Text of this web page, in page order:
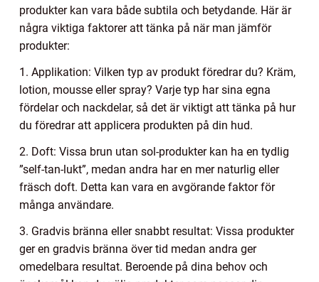
produkter kan vara både subtila och betydande. Här är
några viktiga faktorer att tänka på när man jämför
produkter:
1. Applikation: Vilken typ av produkt föredrar du? Kräm,
lotion, mousse eller spray? Varje typ har sina egna
fördelar och nackdelar, så det är viktigt att tänka på hur
du föredrar att applicera produkten på din hud.
2. Doft: Vissa brun utan sol-produkter kan ha en tydlig
”self-tan-lukt”, medan andra har en mer naturlig eller
fräsch doft. Detta kan vara en avgörande faktor för
många användare.
3. Gradvis bränna eller snabbt resultat: Vissa produkter
ger en gradvis bränna över tid medan andra ger
omedelbara resultat. Beroende på dina behov och